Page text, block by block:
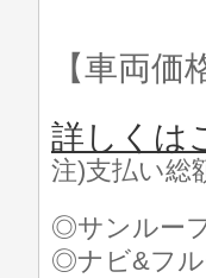
【車両価
詳しくは
注)支払い総
◎サンルー
◎ナビ&フ